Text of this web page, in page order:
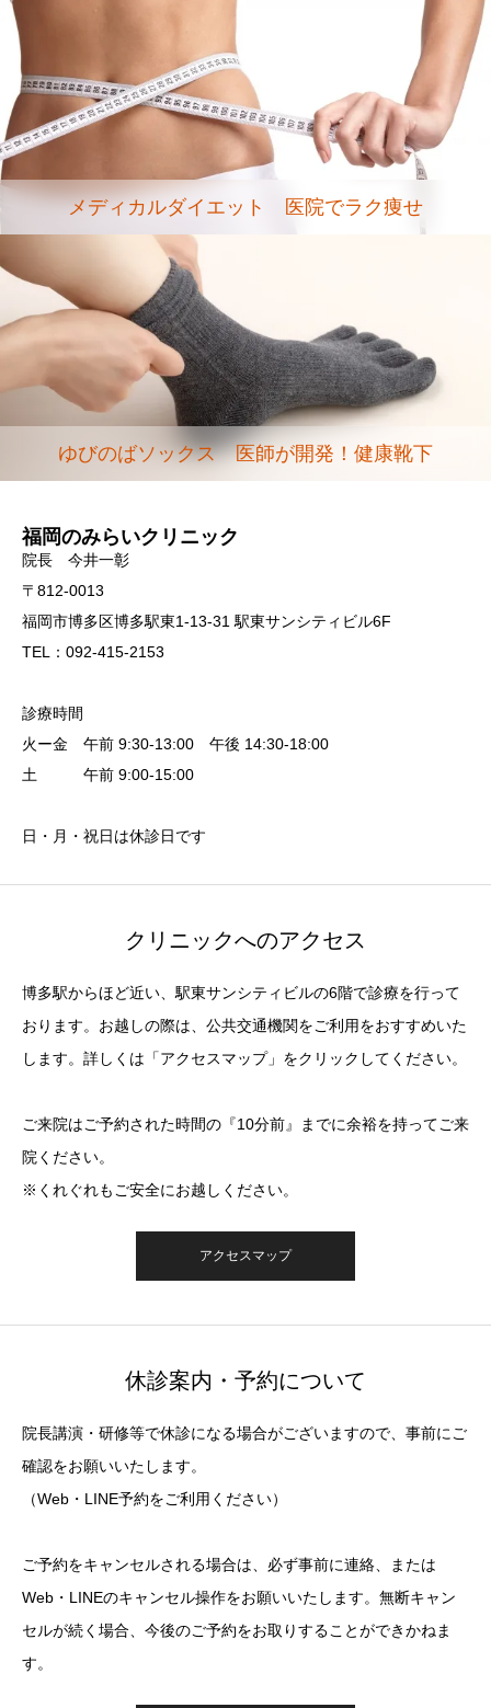
メディカルダイエット 医院でラク痩せ
ゆびのばソックス 医師が開発！健康靴下
福岡のみらいクリニック
院長 今井一彰
〒812-0013
福岡市博多区博多駅東1-13-31 駅東サンシティビル6F
TEL：092-415-2153
診療時間
火ー金 午前 9:30-13:00 午後 14:30-18:00
土 午前 9:00-15:00
日・月・祝日は休診日です
クリニックへのアクセス
博多駅からほど近い、駅東サンシティビルの6階で診療を行って
おります。お越しの際は、公共交通機関をご利用をおすすめいた
します。詳しくは「アクセスマップ」をクリックしてください。
ご来院はご予約された時間の『10分前』までに余裕を持ってご来
院ください。
※くれぐれもご安全にお越しください。
アクセスマップ
休診案内・予約について
院長講演・研修等で休診になる場合がございますので、事前にご
確認をお願いいたします。
（Web・LINE予約をご利用ください）
ご予約をキャンセルされる場合は、必ず事前に連絡、または
Web・LINEのキャンセル操作をお願いいたします。無断キャン
セルが続く場合、今後のご予約をお取りすることができかねま
す。